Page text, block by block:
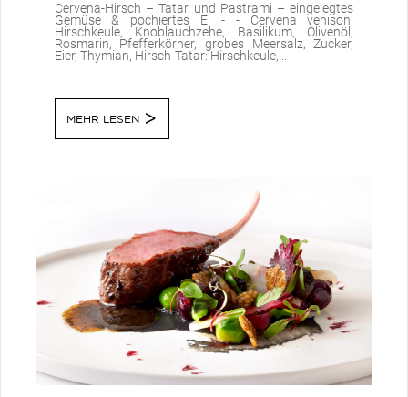
Cervena-Hirsch – Tatar und Pastrami – eingelegtes
Gemüse & pochiertes Ei - - Cervena venison:
Hirschkeule, Knoblauchzehe, Basilikum, Olivenöl,
Rosmarin, Pfefferkörner, grobes Meersalz, Zucker,
Eier, Thymian, Hirsch-Tatar: Hirschkeule,...
MEHR LESEN